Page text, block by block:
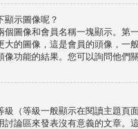
顯示圖像呢？
個圖像和會員名稱一塊顯示。第
大的圖像，這是會員的頭像，一
功能的結果。您可以詢問他們關
（等級一般顯示在閱讀主題頁
論區來發表沒有意義的文章。